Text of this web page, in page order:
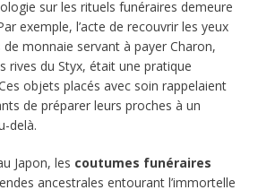
sur les rituels funéraires demeure
exemple, l’acte de recouvrir les yeux
monnaie servant à payer Charon,
rives du Styx, était une pratique
objets placés avec soin rappelaient
de préparer leurs proches à un
delà.
Japon, les coutumes funéraires
ancestrales entourant l’immortelle